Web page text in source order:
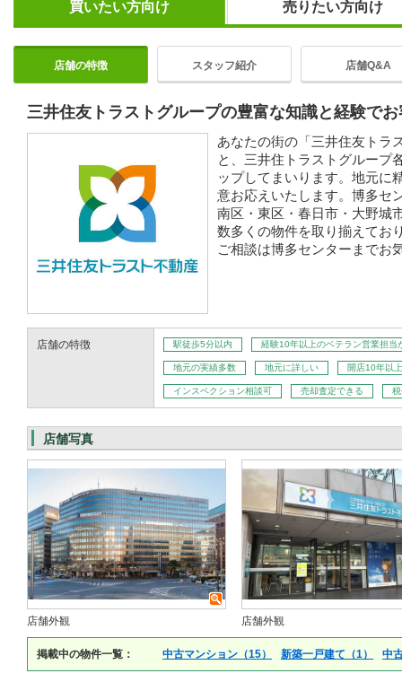
買いたい方向け 売りたい方向け
店舗の特徴 スタッフ紹介 店舗Q&A
三井住友トラストグループの豊富な知識と経験で
あなたの街の「三井住友トラ
と、三井住トラストグループ
ップしてまいります。地元に
意お応えいたします。博多セ
南区・東区・春日市・大野城
数多くの物件を取り揃えてお
ご相談は博多センターまでお
店舗の特徴 駅徒歩5分以内 経験10年以上のベテラン営業担当
地元の実績多数 地元に詳しい 開店10年以上
インスペクション相談可 売却査定できる
店舗写真
店舗外観 店舗外観
掲載中の物件一覧： 中古マンション（15） 新築一戸建て（1） 中